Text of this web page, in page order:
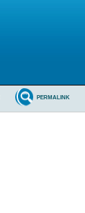
PERMALINK